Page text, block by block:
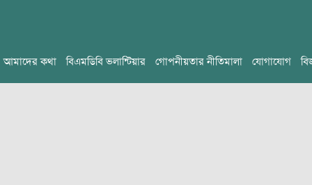
আমাদের কথা বিএমডিবি ভলান্টিয়ার গোপনীয়তার নীতিমালা যোগাযোগ